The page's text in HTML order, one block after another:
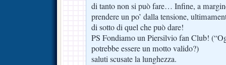
di tanto non si può fare… Infine, a
prendere un po’ dalla tensione,
di sotto di quel che può dare!
PS Fondiamo un Piersilvio fan Club!
potrebbe essere un motto valido?)
saluti scusate la lunghezza.